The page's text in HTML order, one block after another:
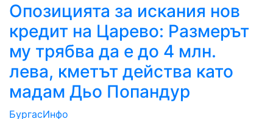
Опозицията за искания нов
кредит на Царево: Размерът
му трябва да е до 4 млн.
лева, кметът действа като
мадам Дьо Попандур
БургасИнфо